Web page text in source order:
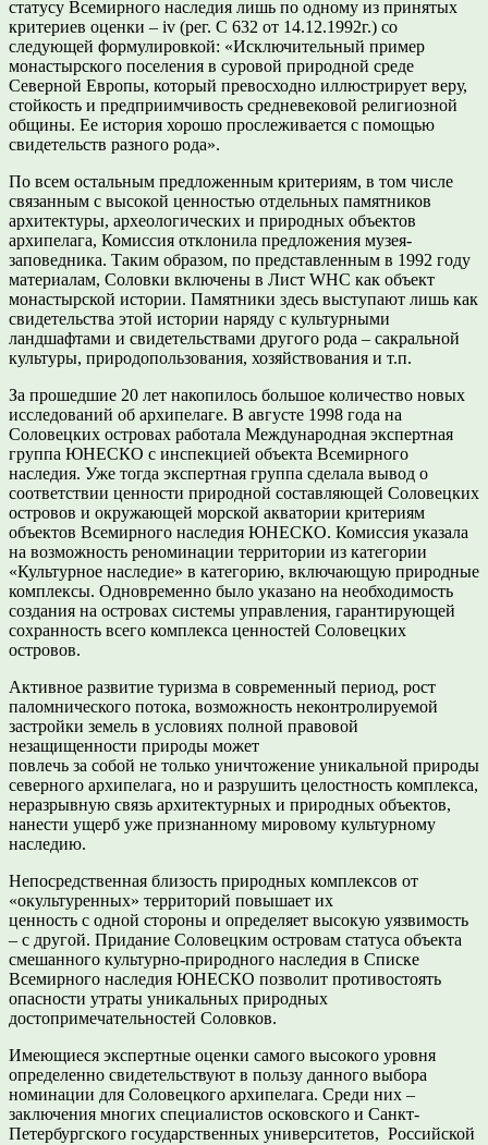
статусу Всемирного наследия лишь по одному из принятых
критериев оценки – iv (рег. C 632 от 14.12.1992г.) со
следующей формулировкой: «Исключительный пример
монастырского поселения в суровой природной среде
Северной Европы, который превосходно иллюстрирует веру,
стойкость и предприимчивость средневековой религиозной
общины. Ее история хорошо прослеживается с помощью
свидетельств разного рода».
По всем остальным предложенным критериям, в том числе
связанным с высокой ценностью отдельных памятников
архитектуры, археологических и природных объектов
архипелага, Комиссия отклонила предложения музея-
заповедника. Таким образом, по представленным в 1992 году
материалам, Соловки включены в Лист WHC как объект
монастырской истории. Памятники здесь выступают лишь как
свидетельства этой истории наряду с культурными
ландшафтами и свидетельствами другого рода – сакральной
культуры, природопользования, хозяйствования и т.п.
За прошедшие 20 лет накопилось большое количество новых
исследований об архипелаге. В августе 1998 года на
Соловецких островах работала Международная экспертная
группа ЮНЕСКО с инспекцией объекта Всемирного
наследия. Уже тогда экспертная группа сделала вывод о
соответствии ценности природной составляющей Соловецких
островов и окружающей морской акватории критериям
объектов Всемирного наследия ЮНЕСКО. Комиссия указала
на возможность реноминации территории из категории
«Культурное наследие» в категорию, включающую природные
комплексы. Одновременно было указано на необходимость
создания на островах системы управления, гарантирующей
сохранность всего комплекса ценностей Соловецких
островов.
Активное развитие туризма в современный период, рост
паломнического потока, возможность неконтролируемой
застройки земель в условиях полной правовой
незащищенности природы может
повлечь за собой не только уничтожение уникальной природы
северного архипелага, но и разрушить целостность комплекса,
неразрывную связь архитектурных и природных объектов,
нанести ущерб уже признанному мировому культурному
наследию.
Непосредственная близость природных комплексов от
«окультуренных» территорий повышает их
ценность с одной стороны и определяет высокую уязвимость
– с другой. Придание Соловецким островам статуса объекта
смешанного культурно-природного наследия в Списке
Всемирного наследия ЮНЕСКО позволит противостоять
опасности утраты уникальных природных
достопримечательностей Соловков.
Имеющиеся экспертные оценки самого высокого уровня
определенно свидетельствуют в пользу данного выбора
номинации для Соловецкого архипелага. Среди них –
заключения многих специалистов осковского и Санкт-
Петербургского государственных университетов, Российской